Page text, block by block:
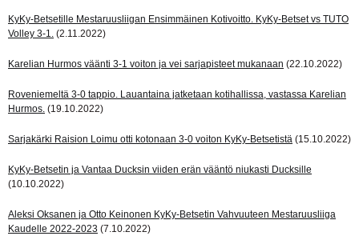
KyKy-Betsetille Mestaruusliigan Ensimmäinen Kotivoitto. KyKy-Betset vs TUTO
Volley 3-1. (2.11.2022)
Karelian Hurmos väänti 3-1 voiton ja vei sarjapisteet mukanaan (22.10.2022)
Roveniemeltä 3-0 tappio. Lauantaina jatketaan kotihallissa, vastassa Karelian
Hurmos. (19.10.2022)
Sarjakärki Raision Loimu otti kotonaan 3-0 voiton KyKy-Betsetistä (15.10.2022)
KyKy-Betsetin ja Vantaa Ducksin viiden erän vääntö niukasti Ducksille
(10.10.2022)
Aleksi Oksanen ja Otto Keinonen KyKy-Betsetin Vahvuuteen Mestaruusliiga
Kaudelle 2022-2023 (7.10.2022)